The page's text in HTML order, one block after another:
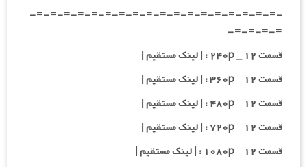
-=-=-=-=-=-=-=-=-=-=-=-=-=-=-=-=-=-=-
=-=-=-=-
قسمت ۱۲ _ ۲۴۰p : | لینک مستقیم |
قسمت ۱۲ _ ۳۶۰p : | لینک مستقیم |
قسمت ۱۲ _ ۴۸۰p : | لینک مستقیم |
قسمت ۱۲ _ ۷۲۰p : | لینک مستقیم |
قسمت ۱۲ _ ۱۰۸۰p : | لینک مستقیم |